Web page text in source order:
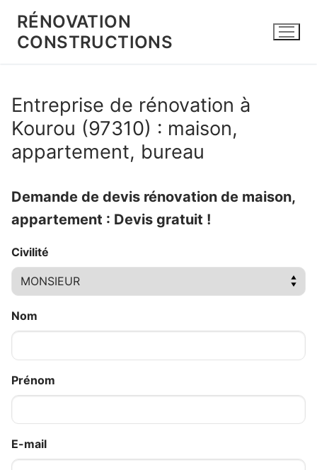
contenu
RÉNOVATION
CONSTRUCTIONS
Entreprise de rénovation à
Kourou (97310) : maison,
appartement, bureau
Demande de devis rénovation de maison,
appartement : Devis gratuit !
Civilité
Nom
Prénom
E-mail